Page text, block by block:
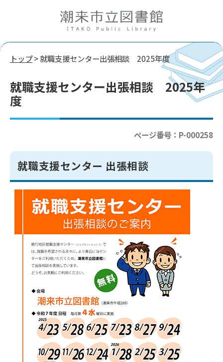
トップ> 就職支援センター出張相談 2025年度
就職支援センター出張相談 2025年
度
ページ番号：P-000258
就職支援センター 出張相談